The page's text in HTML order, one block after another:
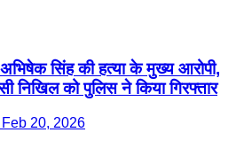
सिंह की हत्या के मुख्य आरोपी,
निखिल को पुलिस ने किया गिरफ्तार
20, 2026